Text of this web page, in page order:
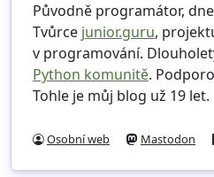
Původně programátor,
Tvůrce junior.guru,
v programování.
Python komunitě.
Tohle je můj blog už 19 let.
Osobní web Mastodon